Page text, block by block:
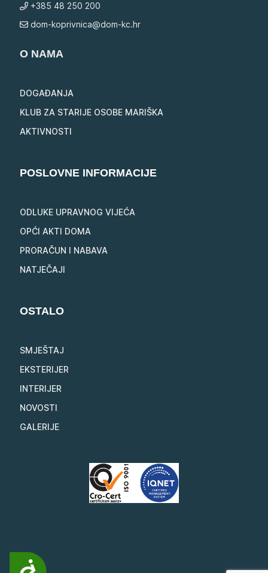
Pristupačnost
+385 48 250 200
dom-koprivnica@dom-kc.hr
O NAMA
DOGAĐANJA
KLUB ZA STARIJE OSOBE MARIŠKA
AKTIVNOSTI
POSLOVNE INFORMACIJE
ODLUKE UPRAVNOG VIJEĆA
OPĆI AKTI DOMA
PRORAČUN I NABAVA
NATJEČAJI
OSTALO
SMJEŠTAJ
EKSTERIJER
INTERIJER
NOVOSTI
GALERIJE